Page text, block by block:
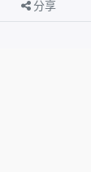
分享